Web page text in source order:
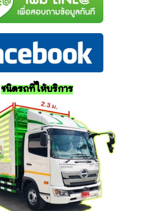
ชนิดรถที่ให้บริการ